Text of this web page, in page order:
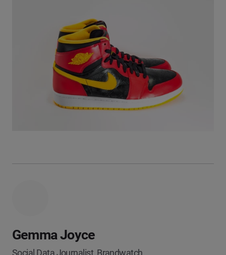
Gemma Joyce
Social Data Journalist, Brandwatch